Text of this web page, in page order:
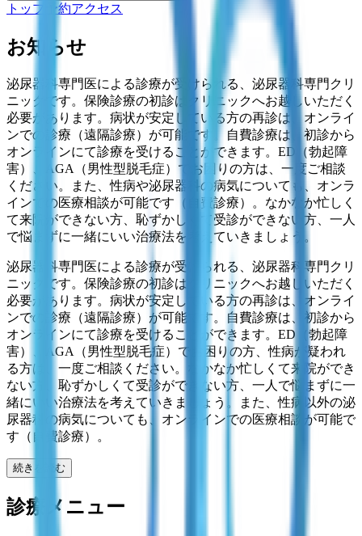
トップ 予約アクセス
お知らせ
泌尿器科専門医による診療が受けられる、泌尿器科専門クリ
ニックです。保険診療の初診はクリニックへお越しいただく
必要があります。病状が安定している方の再診は、オンライ
ンでの診療（遠隔診療）が可能です。自費診療は、初診から
オンラインにて診療を受けることができます。ED（勃起障
害）、AGA（男性型脱毛症）でお困りの方は、一度ご相談
ください。また、性病や泌尿器科の病気についても、オンラ
インでの医療相談が可能です（自費診療）。なかなか忙しく
て来院ができない方、恥ずかしくて受診ができない方、一人
で悩まずに一緒にいい治療法を考えていきましょう。
泌尿器科専門医による診療が受けられる、泌尿器科専門クリ
ニックです。保険診療の初診はクリニックへお越しいただく
必要があります。病状が安定している方の再診は、オンライ
ンでの診療（遠隔診療）が可能です。自費診療は、初診から
オンラインにて診療を受けることができます。ED（勃起障
害）、AGA（男性型脱毛症）でお困りの方、性病が疑われ
る方は、一度ご相談ください。なかなか忙しくて来院ができ
ない方、恥ずかしくて受診ができない方、一人で悩まずに一
緒にいい治療法を考えていきましょう。また、性病以外の泌
尿器科の病気についても、オンラインでの医療相談が可能で
す（自費診療）。
続きを読む
診療メニュー